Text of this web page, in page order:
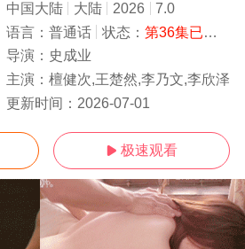
中国大陆 大陆 2026
7.0
语言： 普通话 状态： 第36集已完结
导演： 史成业
主演： 檀健次,王楚然,李乃文,李欣泽
更新时间： 2026-07-01
 极速观看